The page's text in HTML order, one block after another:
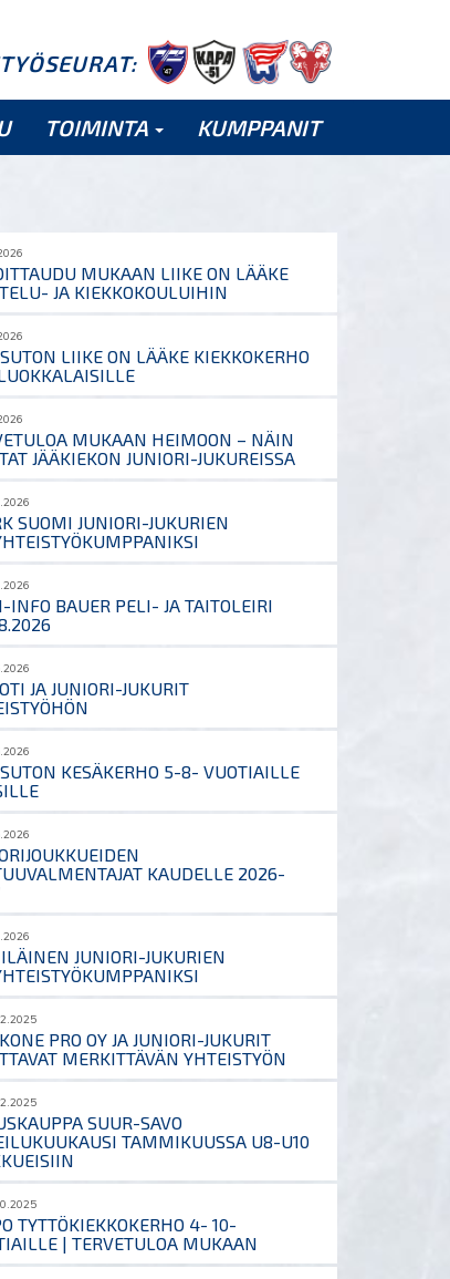
TOIMINTA KUMPPANIT
MUKAAN LIIKE ON LÄÄKE
JA KIEKKOKOULUIHIN
LIIKE ON LÄÄKE KIEKKOKERHO
MUKAAN HEIMOON – NÄIN
JÄÄKIEKON JUNIORI-JUKUREISSA
SUOMI JUNIORI-JUKURIEN
INFO BAUER PELI- JA TAITOLEIRI
JA JUNIORI-JUKURIT
KESÄKERHO 5-8- VUOTIAILLE
KAUDELLE 2026-
JUNIORI-JUKURIEN
PRO OY JA JUNIORI-JUKURIT
MERKITTÄVÄN YHTEISTYÖN
SUUR-SAVO
TAMMIKUUSSA U8-U10
TYTTÖKIEKKOKERHO 4- 10-
| TERVETULOA MUKAAN